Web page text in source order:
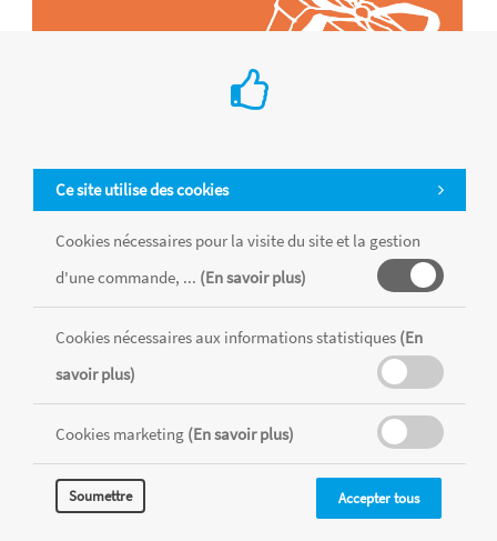
Ce site utilise des cookies
Cookies nécessaires pour la visite du site et la gestion
d'une commande, ... (En savoir plus)
Cookies nécessaires aux informations statistiques (En
savoir plus)
Cookies marketing (En savoir plus)
Soumettre Accepter tous
Tous les produits sont vendus dans la limite des stocks disponibles de
chaque magasin, toutes taxes comprises.
CONDITIONS GÉNÉRALES